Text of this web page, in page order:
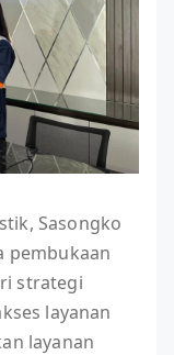
Sasongko
pembukaan
strategi
layanan
layanan